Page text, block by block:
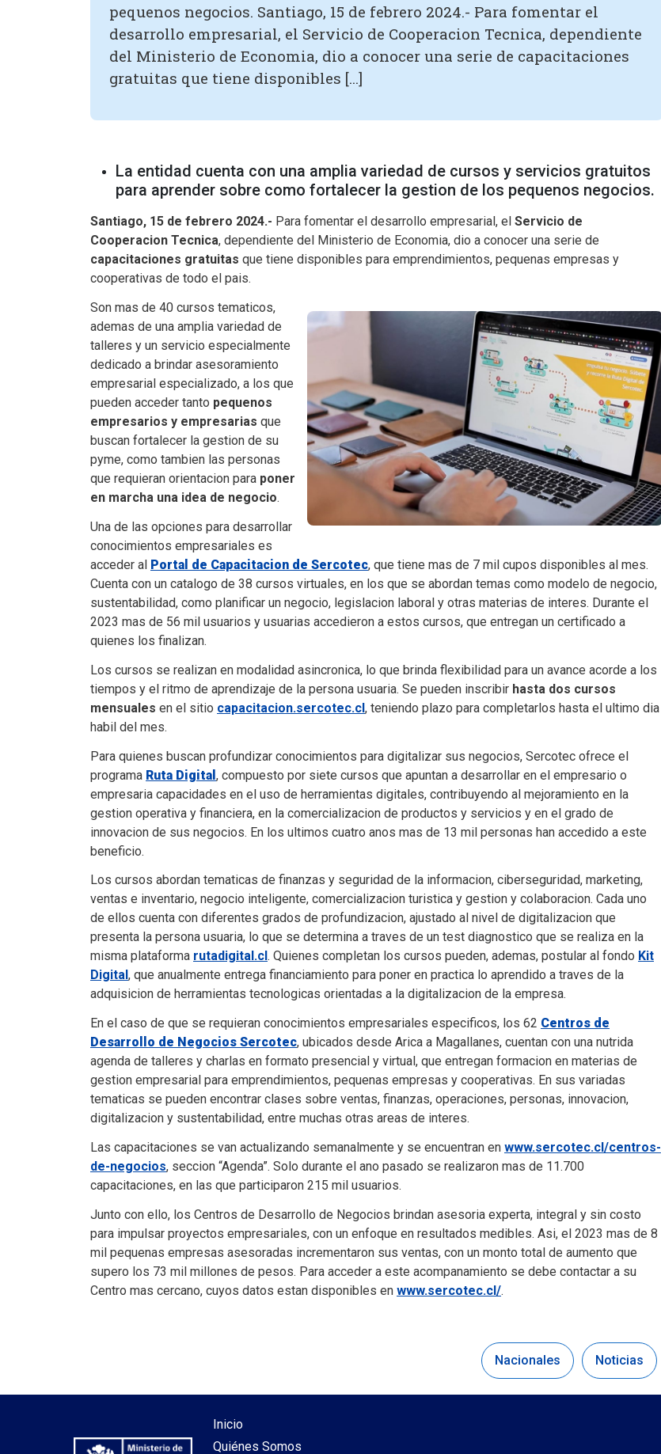
pequenos negocios. Santiago, 15 de febrero 2024.- Para fomentar el
desarrollo empresarial, el Servicio de Cooperacion Tecnica, dependiente
del Ministerio de Economia, dio a conocer una serie de capacitaciones
gratuitas que tiene disponibles […]
La entidad cuenta con una amplia variedad de cursos y servicios gratuitos
para aprender sobre como fortalecer la gestion de los pequenos negocios.
Santiago, 15 de febrero 2024.- Para fomentar el desarrollo empresarial, el Servicio de
Cooperacion Tecnica, dependiente del Ministerio de Economia, dio a conocer una serie de
capacitaciones gratuitas que tiene disponibles para emprendimientos, pequenas empresas y
cooperativas de todo el pais.
Son mas de 40 cursos tematicos,
ademas de una amplia variedad de
talleres y un servicio especialmente
dedicado a brindar asesoramiento
empresarial especializado, a los que
pueden acceder tanto pequenos
empresarios y empresarias que
buscan fortalecer la gestion de su
pyme, como tambien las personas
que requieran orientacion para poner
en marcha una idea de negocio.
Una de las opciones para desarrollar
conocimientos empresariales es
acceder al Portal de Capacitacion de Sercotec, que tiene mas de 7 mil cupos disponibles al mes.
Cuenta con un catalogo de 38 cursos virtuales, en los que se abordan temas como modelo de negocio,
sustentabilidad, como planificar un negocio, legislacion laboral y otras materias de interes. Durante el
2023 mas de 56 mil usuarios y usuarias accedieron a estos cursos, que entregan un certificado a
quienes los finalizan.
Los cursos se realizan en modalidad asincronica, lo que brinda flexibilidad para un avance acorde a los
tiempos y el ritmo de aprendizaje de la persona usuaria. Se pueden inscribir hasta dos cursos
mensuales en el sitio capacitacion.sercotec.cl, teniendo plazo para completarlos hasta el ultimo dia
habil del mes.
Para quienes buscan profundizar conocimientos para digitalizar sus negocios, Sercotec ofrece el
programa Ruta Digital , compuesto por siete cursos que apuntan a desarrollar en el empresario o
empresaria capacidades en el uso de herramientas digitales, contribuyendo al mejoramiento en la
gestion operativa y financiera, en la comercializacion de productos y servicios y en el grado de
innovacion de sus negocios. En los ultimos cuatro anos mas de 13 mil personas han accedido a este
beneficio.
Los cursos abordan tematicas de finanzas y seguridad de la informacion, ciberseguridad, marketing,
ventas e inventario, negocio inteligente, comercializacion turistica y gestion y colaboracion. Cada uno
de ellos cuenta con diferentes grados de profundizacion, ajustado al nivel de digitalizacion que
presenta la persona usuaria, lo que se determina a traves de un test diagnostico que se realiza en la
misma plataforma rutadigital.cl . Quienes completan los cursos pueden, ademas, postular al fondo Kit
Digital , que anualmente entrega financiamiento para poner en practica lo aprendido a traves de la
adquisicion de herramientas tecnologicas orientadas a la digitalizacion de la empresa.
En el caso de que se requieran conocimientos empresariales especificos, los 62 Centros de
Desarrollo de Negocios Sercotec, ubicados desde Arica a Magallanes, cuentan con una nutrida
agenda de talleres y charlas en formato presencial y virtual, que entregan formacion en materias de
gestion empresarial para emprendimientos, pequenas empresas y cooperativas. En sus variadas
tematicas se pueden encontrar clases sobre ventas, finanzas, operaciones, personas, innovacion,
digitalizacion y sustentabilidad, entre muchas otras areas de interes.
Las capacitaciones se van actualizando semanalmente y se encuentran en www.sercotec.cl/centros-
de-negocios, seccion “Agenda”. Solo durante el ano pasado se realizaron mas de 11.700
capacitaciones, en las que participaron 215 mil usuarios.
Junto con ello, los Centros de Desarrollo de Negocios brindan asesoria experta, integral y sin costo
para impulsar proyectos empresariales, con un enfoque en resultados medibles. Asi, el 2023 mas de 8
mil pequenas empresas asesoradas incrementaron sus ventas, con un monto total de aumento que
supero los 73 mil millones de pesos. Para acceder a este acompanamiento se debe contactar a su
Centro mas cercano, cuyos datos estan disponibles en www.sercotec.cl/.
Nacionales Noticias
Inicio
Quiénes Somos